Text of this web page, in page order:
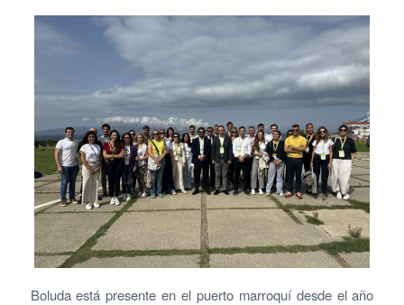
Boluda está presente en el puerto marroquí desde el año